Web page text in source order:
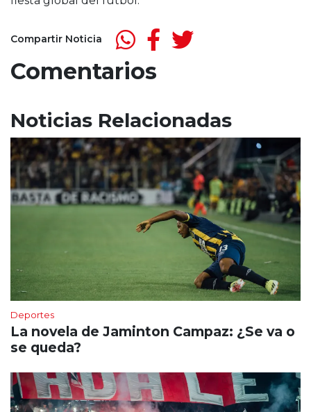
Compartir Noticia
Comentarios
Noticias Relacionadas
Deportes
La novela de Jaminton Campaz: ¿Se va o
se queda?